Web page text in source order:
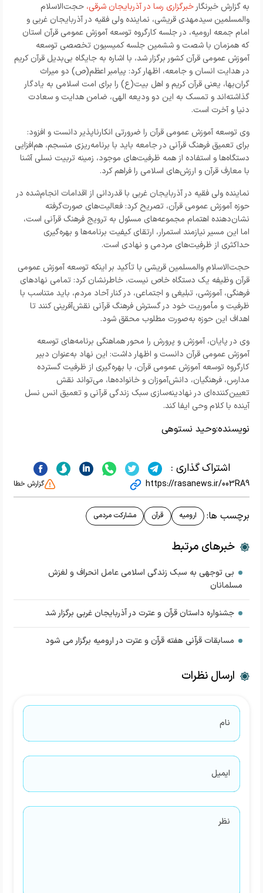
به گزارش خبرنگارخبرگزاری رسا در آذربایجان شرقی، حجت‌الاسلام
والمسلمین سیدمهدی قریشی، نماینده ولی‌ فقیه در آذربایجان غربی و
امام جمعه ارومیه، در جلسه کارگروه توسعه آموزش عمومی قرآن استان
که همزمان با شصت‌ و ششمین جلسه کمیسیون تخصصی توسعه
آموزش عمومی قرآن کشور برگزار شد، با اشاره به جایگاه بی‌بدیل قرآن کریم
در هدایت انسان و جامعه، اظهار کرد: پیامبر اعظم(ص) دو میراث
گران‌بها، یعنی قرآن کریم و اهل‌ بیت(ع) را برای امت اسلامی به یادگار
گذاشته‌اند و تمسک به این دو ودیعه الهی، ضامن هدایت و سعادت
دنیا و آخرت است.
وی توسعه آموزش عمومی قرآن را ضرورتی انکارناپذیر دانست و افزود:
برای تعمیق فرهنگ قرآنی در جامعه باید با برنامه‌ریزی منسجم، هم‌افزایی
دستگاه‌ها و استفاده از همه ظرفیت‌های موجود، زمینه تربیت نسلی آشنا
با معارف قرآن و ارزش‌های اسلامی را فراهم کرد.
نماینده ولی‌ فقیه در آذربایجان غربی با قدردانی از اقدامات انجام‌شده در
حوزه آموزش عمومی قرآن، تصریح کرد: فعالیت‌های صورت‌گرفته
نشان‌دهنده اهتمام مجموعه‌های مسئول به ترویج فرهنگ قرآنی است،
اما این مسیر نیازمند استمرار، ارتقای کیفیت برنامه‌ها و بهره‌گیری
حداکثری از ظرفیت‌های مردمی و نهادی است.
حجت‌الاسلام والمسلمین قریشی با تأکید بر اینکه توسعه آموزش عمومی
قرآن وظیفه یک دستگاه خاص نیست، خاطرنشان کرد: تمامی نهادهای
فرهنگی، آموزشی، تبلیغی و اجتماعی، در کنار آحاد مردم، باید متناسب با
ظرفیت و مأموریت خود در گسترش فرهنگ قرآنی نقش‌آفرینی کنند تا
اهداف این حوزه به‌صورت مطلوب محقق شود.
وی در پایان، آموزش و پرورش را محور هماهنگی برنامه‌های توسعه
آموزش عمومی قرآن دانست و اظهار داشت: این نهاد به‌عنوان دبیر
کارگروه توسعه آموزش عمومی قرآن، با بهره‌گیری از ظرفیت گسترده
مدارس، فرهنگیان، دانش‌آموزان و خانواده‌ها، می‌تواند نقش
تعیین‌کننده‌ای در نهادینه‌سازی سبک زندگی قرآنی و تعمیق انس نسل
آینده با کلام وحی ایفا کند.
نویسنده:وحید نستوهی
اشتراک گذاری :
https://rasanews.ir/003RA9 گزارش خطا
برچسب ها: ارومیه قرآن مشارکت مردمی
خبرهای مرتبط
بی توجهی به سبک زندگی اسلامی عامل انحراف و لغزش
مسلمانان
جشنواره داستان قرآن و عترت در آذربایجان غربی برگزار شد
مسابقات قرآنی هفته قرآن و عترت در ارومیه برگزار می شود
ارسال نظرات